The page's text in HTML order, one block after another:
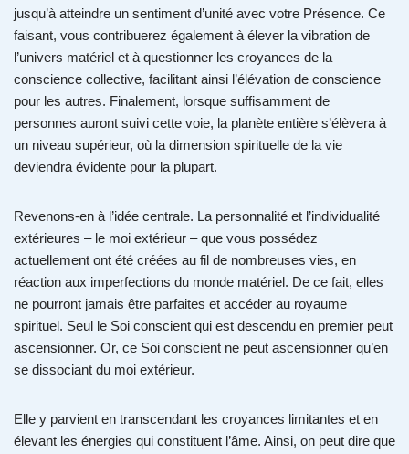
jusqu’à atteindre un sentiment d’unité avec votre Présence. Ce
faisant, vous contribuerez également à élever la vibration de
l’univers matériel et à questionner les croyances de la
conscience collective, facilitant ainsi l’élévation de conscience
pour les autres. Finalement, lorsque suffisamment de
personnes auront suivi cette voie, la planète entière s’élèvera à
un niveau supérieur, où la dimension spirituelle de la vie
deviendra évidente pour la plupart.
Revenons-en à l’idée centrale. La personnalité et l’individualité
extérieures – le moi extérieur – que vous possédez
actuellement ont été créées au fil de nombreuses vies, en
réaction aux imperfections du monde matériel. De ce fait, elles
ne pourront jamais être parfaites et accéder au royaume
spirituel. Seul le Soi conscient qui est descendu en premier peut
ascensionner. Or, ce Soi conscient ne peut ascensionner qu’en
se dissociant du moi extérieur.
Elle y parvient en transcendant les croyances limitantes et en
élevant les énergies qui constituent l’âme. Ainsi, on peut dire que